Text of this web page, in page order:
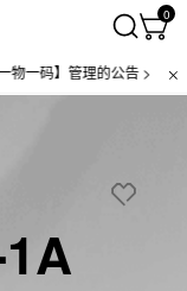
0
理的公告 > 微信小